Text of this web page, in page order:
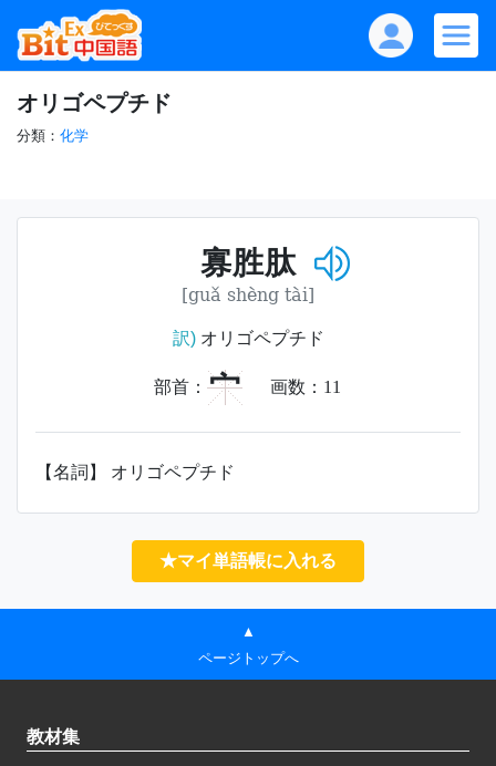
オリゴペプチド
分類： 化学
寡胜肽
[guǎ shèng tài]
訳)オリゴペプチド
部首： 宀 画数： 11
【名詞】 オリゴペプチド
★マイ単語帳に入れる
▲
ページトップへ
教材集